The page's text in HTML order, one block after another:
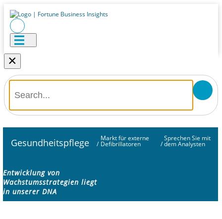
×
Gesundheitspflege /
Markt für externe
Defibrillatoren /
Sprechen Sie mit
dem Analysten
Entwicklung von
Wachstumsstrategien liegt
in unserer DNA